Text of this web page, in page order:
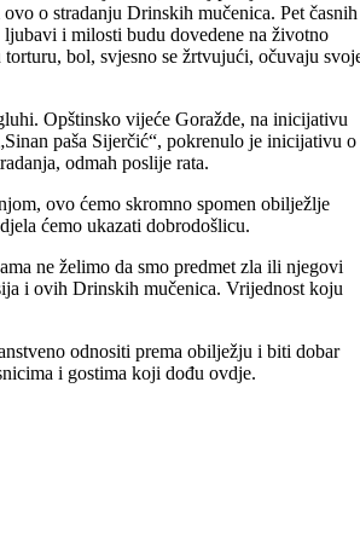
muke, patnja, nečovječnost,
Rane ne uspijevaju zarasti, progromi se
herojstvima, u svoj patnji i muci,
o stradanju Drinskih mučenica. Pet časnih
torturu, bol, svjesno se žrtvujući, očuvaju
paša Sijerčić“, pokrenulo je inicijativu o
odmah poslije rata.
ovo ćemo skromno spomen obilježlje
ćemo ukazati dobrodošlicu.
i ovih Drinskih mučenica. Vrijednost koju
odnositi prema obilježju i biti dobar